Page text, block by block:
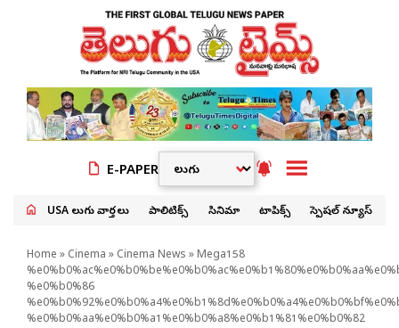
E-PAPER
USA తెలుగు వార్తలు పాలిటిక్స్ సినిమా టాపిక్స్ స్పెషల్ న్యూస్
Home » Cinema » Cinema News » Mega158
%e0%b0%86
%e0%b0%aa%e0%b0%a1%e0%b0%a8%e0%b1%81%e0%b0%82